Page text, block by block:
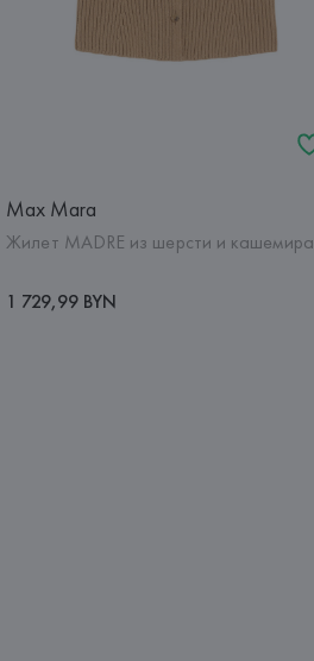
Max Mara
Жилет MADRE из шерсти и кашемира
1 729,99 BYN